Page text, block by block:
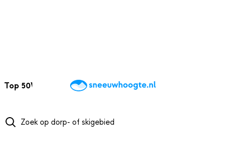
Top 50Webcams WintersportweerKaarten